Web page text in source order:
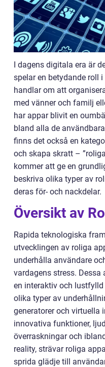
I dagens digitala era är
spelar en betydande roll
handlar om att
med vänner och familj
har appar blivit en
bland alla de
finns det också en
och skapa skratt –
kommer att ge en
beskriva olika typer av
deras för- och nackdelar.
Översikt av
Rapida teknologiska
utvecklingen av roliga
underhålla användare
vardagens stress.
en interaktiv och
olika typer av
generatorer och virtuella
innovativa funktioner,
överraskningar och
reality, strävar roliga
sprida glädje till